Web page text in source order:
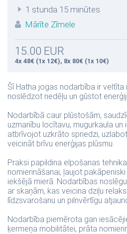
1 stunda 15 minūtes
Mārīte Zīmele
15.00 EUR
4x 48€ (1x 12€), 8x 80€ (1x 10€)
Šī Hatha jogas nodarbība ir veltīta
noslēdzot nedēļu un gūstot
Nodarbībā caur plūstošām,
uzmanību locītavu, mugurkaula un
atbrīvojot uzkrāto spriedzi,
veicināt brīvu enerģijas plūsmu.
Praksi papildina elpošanas
nomierināšanai, ļaujot
iekšējā mierā. Nodarbības
ar skaņām, kas veicina dziļu
līdzsvarošanu un pilnvērtīgu
Nodarbība piemērota gan
ķermeņa mobilitātei, prāta